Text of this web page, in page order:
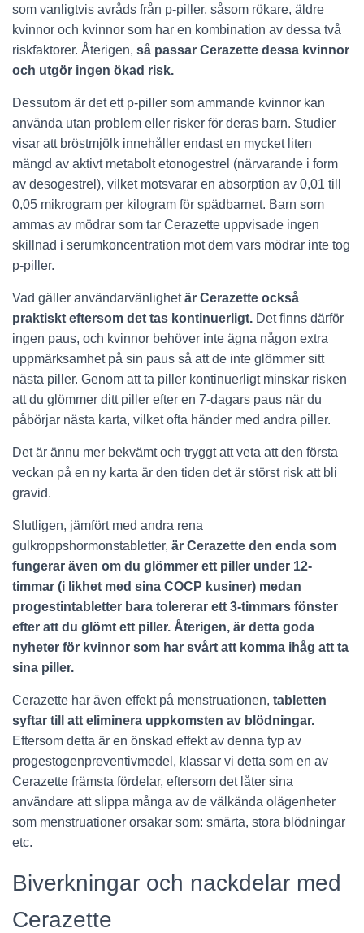
som vanligtvis avråds från p-piller, såsom rökare, äldre
kvinnor och kvinnor som har en kombination av dessa två
riskfaktorer. Återigen, så passar Cerazette dessa kvinnor
och utgör ingen ökad risk.
Dessutom är det ett p-piller som ammande kvinnor kan
använda utan problem eller risker för deras barn. Studier
visar att bröstmjölk innehåller endast en mycket liten
mängd av aktivt metabolt etonogestrel (närvarande i form
av desogestrel), vilket motsvarar en absorption av 0,01 till
0,05 mikrogram per kilogram för spädbarnet. Barn som
ammas av mödrar som tar Cerazette uppvisade ingen
skillnad i serumkoncentration mot dem vars mödrar inte tog
p-piller.
Vad gäller användarvänlighetär Cerazette också
praktiskt eftersom det tas kontinuerligt. Det finns därför
ingen paus, och kvinnor behöver inte ägna någon extra
uppmärksamhet på sin paus så att de inte glömmer sitt
nästa piller. Genom att ta piller kontinuerligt minskar risken
att du glömmer ditt piller efter en 7-dagars paus när du
påbörjar nästa karta, vilket ofta händer med andra piller.
Det är ännu mer bekvämt och tryggt att veta att den första
veckan på en ny karta är den tiden det är störst risk att bli
gravid.
Slutligen, jämfört med andra rena
gulkroppshormonstabletter, är Cerazette den enda som
fungerar även om du glömmer ett piller under 12-
timmar (i likhet med sina COCP kusiner) medan
progestintabletter bara tolererar ett 3-timmars fönster
efter att du glömt ett piller. Återigen, är detta goda
nyheter för kvinnor som har svårt att komma ihåg att ta
sina piller.
Cerazette har även effekt på menstruationen, tabletten
syftar till att eliminera uppkomsten av blödningar.
Eftersom detta är en önskad effekt av denna typ av
progestogenpreventivmedel, klassar vi detta som en av
Cerazette främsta fördelar, eftersom det låter sina
användare att slippa många av de välkända olägenheter
som menstruationer orsakar som: smärta, stora blödningar
etc.
Biverkningar och nackdelar med
Cerazette